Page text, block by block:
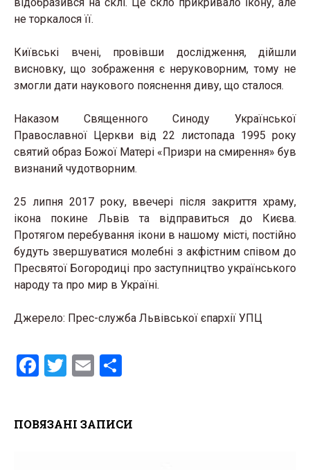
не торкалося її.
Київські вчені, провівши дослідження, дійшли
висновку, що зображення є неруковорним, тому не
змогли дати наукового пояснення диву, що сталося.
Наказом Священного Синоду Української
Православної Церкви від 22 листопада 1995 року
святий образ Божої Матері «Призри на смирення» був
визнаний чудотворним.
25 липня 2017 року, ввечері після закриття храму,
ікона покине Львів та відправиться до Києва.
Протягом перебування ікони в нашому місті, постійно
будуть звершуватися молебні з акфістним співом до
Пресвятої Богородиці про заступництво українського
народу та про мир в Україні.
Джерело: Прес-служба Львівської єпархії УПЦ
F
b
T
er
E
e
ПОВЯЗАНІ ЗАПИСИ